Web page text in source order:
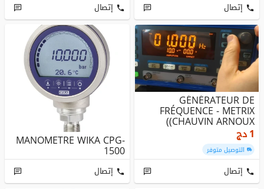
إتصال إتصال
GÉNÉRATEUR DE
FRÉQUENCE - METRIX
(CHAUVIN ARNOUX)
1دج
التوصيل متوفر
إتصال
MANOMETRE WIKA CPG-
1500
إتصال